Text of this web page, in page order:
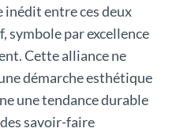
inédit entre ces deux
symbole par excellence
Cette alliance ne
démarche esthétique
une tendance durable
savoir-faire